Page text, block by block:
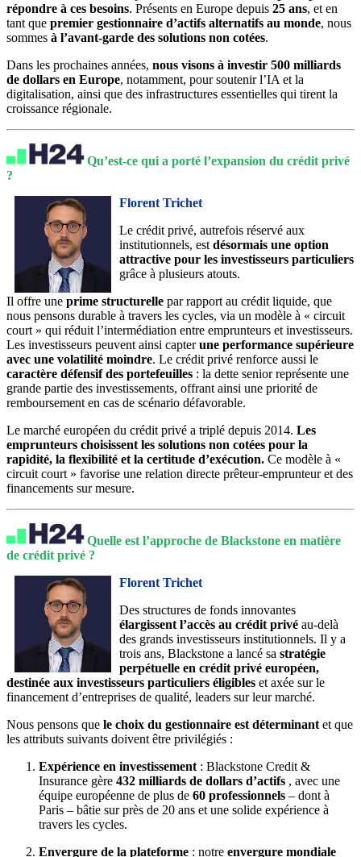
répondre à ces besoins. Présents en Europe depuis 25 ans, et en
tant que premier gestionnaire d’actifs alternatifs au monde, nous
sommes à l’avant‑garde des solutions non cotées.
Dans les prochaines années, nous visons à investir 500 milliards
de dollars en Europe, notamment, pour soutenir l’IA et la
digitalisation, ainsi que des infrastructures essentielles qui tirent la
croissance régionale.
Qu’est-ce qui a porté l’expansion du crédit privé
?
Florent Trichet
Le crédit privé, autrefois réservé aux
institutionnels, est désormais une option
attractive pour les investisseurs particuliers
grâce à plusieurs atouts.
Il offre une prime structurelle par rapport au crédit liquide, que
nous pensons durable à travers les cycles, via un modèle à « circuit
court » qui réduit l’intermédiation entre emprunteurs et investisseurs.
Les investisseurs peuvent ainsi capterune performance supérieure
avec une volatilité moindre. Le crédit privé renforce aussi le
caractère défensif des portefeuilles : la dette senior représente une
grande partie des investissements, offrant ainsi une priorité de
remboursement en cas de scénario défavorable.
Le marché européen du crédit privé a triplé depuis 2014. Les
emprunteurs choisissent les solutions non cotées pour la
rapidité, la flexibilité et la certitude d’exécution. Ce modèle à «
circuit court » favorise une relation directe prêteur‑emprunteur et des
financements sur mesure.
Quelle est l’approche de Blackstone en matière
de crédit privé ?
Florent Trichet
Des structures de fonds innovantes
élargissent l’accès au crédit privé au‑delà
des grands investisseurs institutionnels. Il y a
trois ans, Blackstone a lancé sa stratégie
perpétuelle en crédit privé européen,
destinée aux investisseurs particuliers éligibles et axée sur le
financement d’entreprises de qualité, leaders sur leur marché.
Nous pensons que le choix du gestionnaire est déterminant et que
les attributs suivants doivent être privilégiés :
Expérience en investissement : Blackstone Credit &
Insurance gère 432 milliards de dollars d’actifs , avec une
équipe européenne de plus de 60 professionnels – dont à
Paris – bâtie sur près de 20 ans et une solide expérience à
travers les cycles.
Envergure de la plateforme : notre envergure mondiale